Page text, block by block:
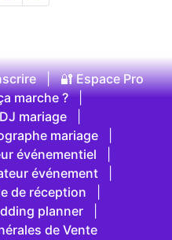
|
🔐 Espace Pro
marche ?
|
mariage
mariage
événementiel
événement
de réception
planner
de Vente